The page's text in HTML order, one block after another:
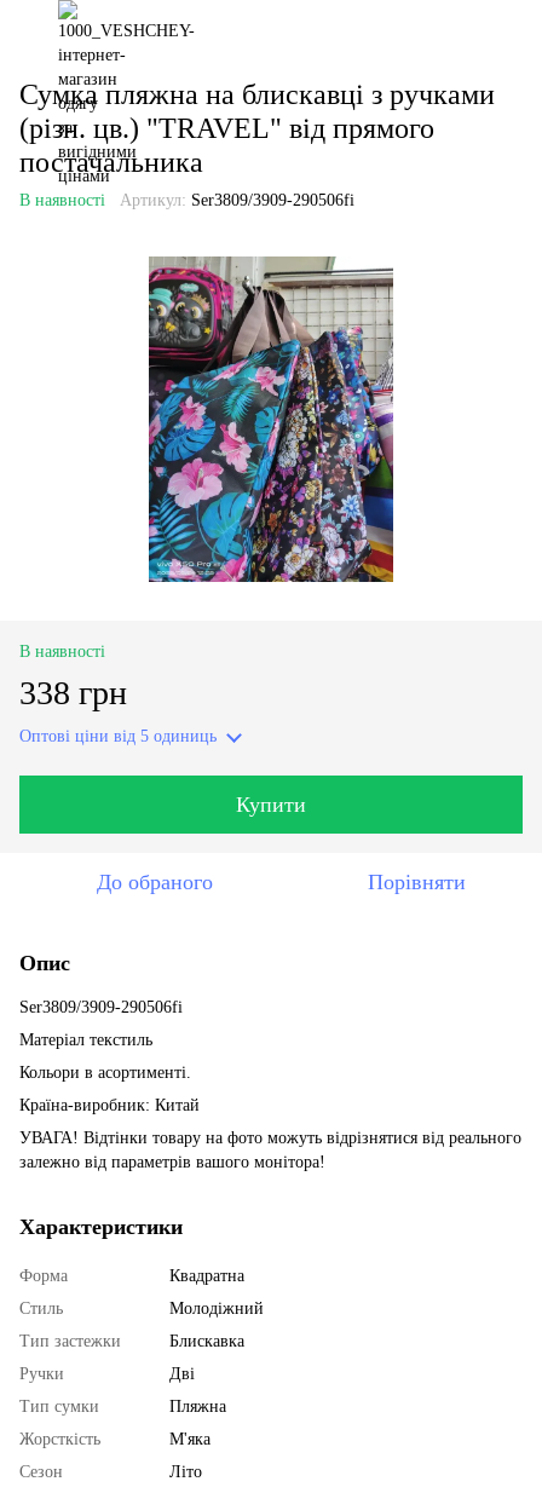
Сумка пляжна на блискавці з ручками
(різн. цв.) "TRAVEL" від прямого
постачальника
В наявності Артикул: Ser3809/3909-290506fi
В наявності
338 грн
Оптові ціни від 5 одиниць
Купити
До обраного Порівняти
Опис
Ser3809/3909-290506fi
Матеріал текстиль
Кольори в асортименті.
Країна-виробник: Китай
УВАГА! Відтінки товару на фото можуть відрізнятися від реального
залежно від параметрів вашого монітора!
Характеристики
Форма
Квадратна
Стиль
Молодіжний
Тип застежки
Блискавка
Ручки
Дві
Тип сумки
Пляжна
Жорсткість
М'яка
Сезон
Літо